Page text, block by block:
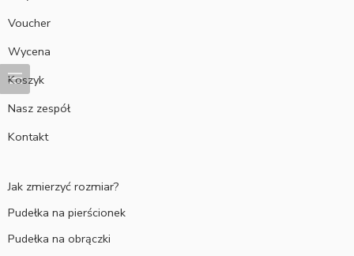
Voucher
Wycena
Koszyk
Nasz zespół
Kontakt
Jak zmierzyć rozmiar?
Pudełka na pierścionek
Pudełka na obrączki